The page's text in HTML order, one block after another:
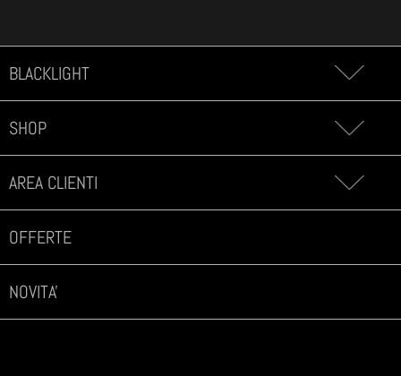
BLACKLIGHT
SHOP
AREA CLIENTI
OFFERTE
NOVITA'